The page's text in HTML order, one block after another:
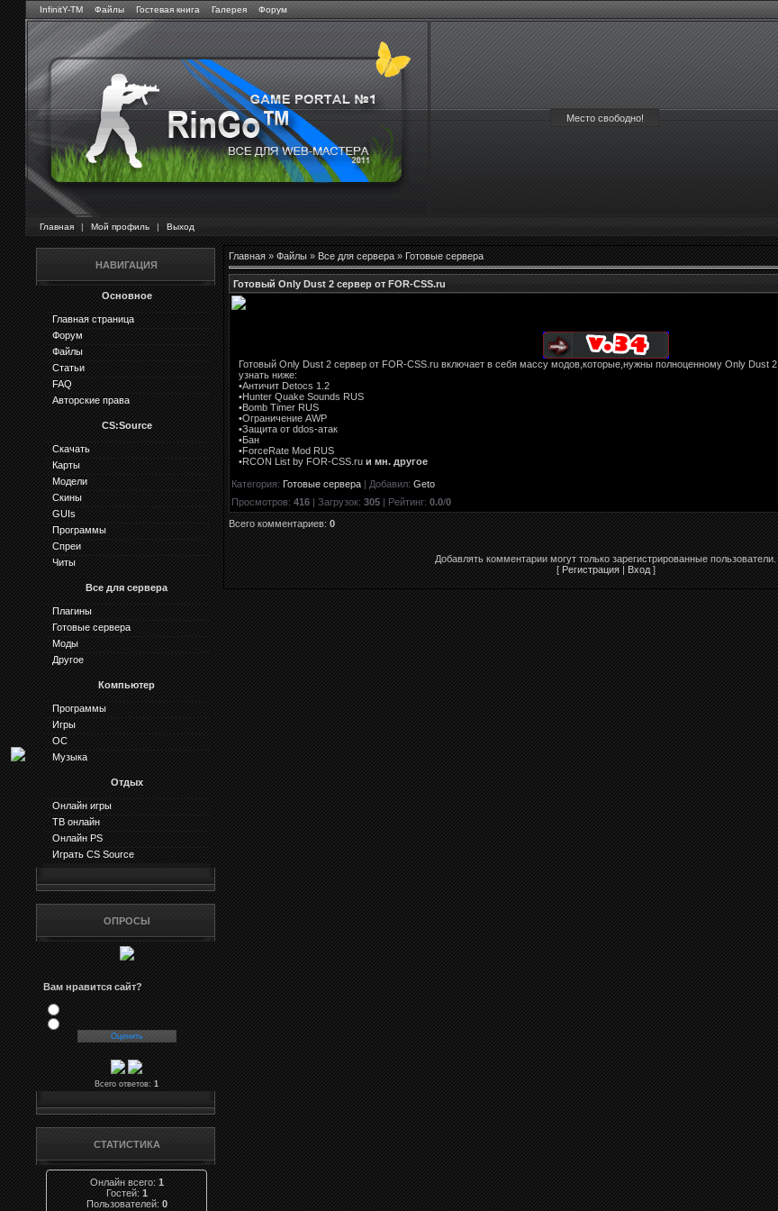
InfinitY-TM Файлы Гостевая книга Галерея Форум
Место свободно!
Главная | Мой профиль | Выход
НАВИГАЦИЯ
Основное
Главная страница
Форум
Файлы
Статьи
FAQ
Авторские права
CS:Source
Скачать
Карты
Модели
Скины
GUIs
Программы
Спреи
Читы
Все для сервера
Плагины
Готовые сервера
Моды
Другое
Компьютер
Программы
Игры
ОС
Музыка
Отдых
Онлайн игры
ТВ онлайн
Онлайн PS
Играть CS Source
ОПРОСЫ
Вам нравится сайт?
Всего ответов:1
СТАТИСТИКА
Онлайн всего:1
Гостей:1
Пользователей:0
Главная»Файлы»Все для сервера»Готовые сервера
Готовый Only Dust 2 сервер от FOR-CSS.ru
Готовый Only Dust 2 сервер от FOR-CSS.ru включает в себя массу модов,которые,нужны полноценному Only Dust 2
узнать ниже:
•Античит Detocs 1.2
•Hunter Quake Sounds RUS
•Bomb Timer RUS
•Ограничение AWP
•Защита от ddos-атак
•Бан
•ForceRate Mod RUS
•RCON List by FOR-CSS.ru и мн. другое
Категория: Готовые сервера | Добавил: Geto
Просмотров: 416 | Загрузок: 305 | Рейтинг: 0.0/0
Всего комментариев:0
Добавлять комментарии могут только зарегистрированные пользователи.
[Регистрация|Вход]